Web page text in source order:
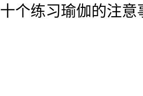
个练习瑜伽的注意